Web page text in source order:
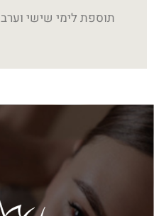
תוספת לימי שישי וערבי חג 50